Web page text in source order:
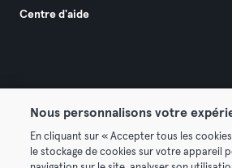
Centre d'aide
Conditions générales Politique de
Nous personnalisons votre
En cliquant sur « Accepter tous les
le stockage de cookies sur votre appareil